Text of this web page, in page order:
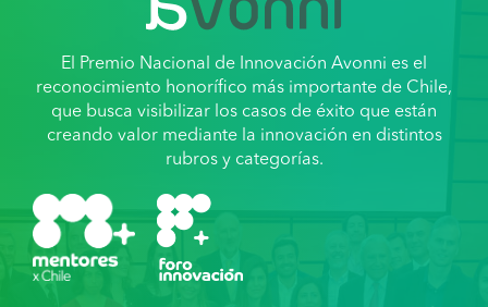
El Premio Nacional de Innovación Avonni es el
reconocimiento honorífico más importante de Chile,
que busca visibilizar los casos de éxito que están
creando valor mediante la innovación en distintos
rubros y categorías.